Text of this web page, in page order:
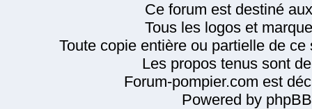
Ce forum est destiné
Tous les logos et
Toute copie entière ou partielle de
Les propos tenus sont
Forum-pompier.com est
Powered by